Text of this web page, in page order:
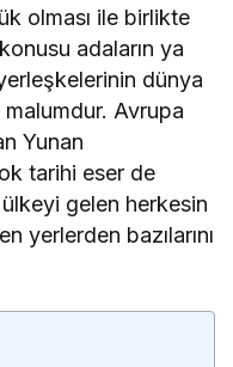
olması ile birlikte
adaların ya
dünya
Avrupa
Yunan
tarihi eser de
gelen herkesin
yerlerden bazılarını